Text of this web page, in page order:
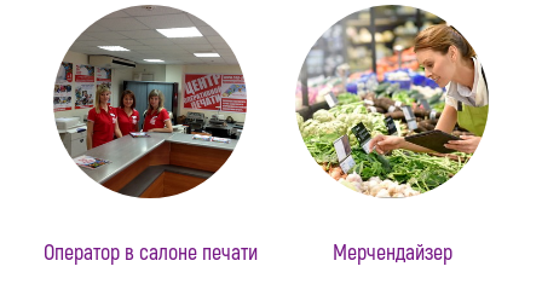
Оператор в салоне печати Мерчендайзер